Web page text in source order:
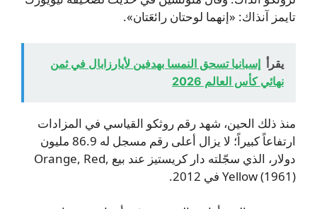
تايمز آنذاك: «إنهما لوحتان رائعَتان».
يقرأ إسبانيا تسحق النمسا بهدفين لأيارزابال في ثمن
نهائي كأس العالم 2026
منذ ذلك الحين، شهد رقم روثكو القياسي في المزادات
ارتفاعاً كبيراً؛ لا يزال أعلى رقم مسجل له 86.9 مليون
دولار، الذي سجّلته دار كريستيز عند بيع Orange, Red,
Yellow (1961) في 2012.